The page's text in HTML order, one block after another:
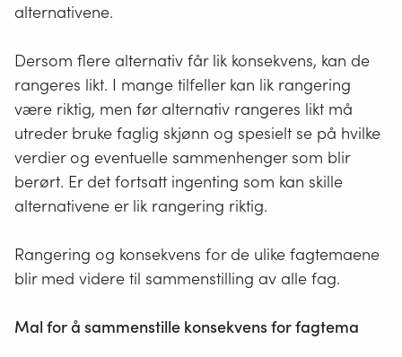
alternativene.
Dersom flere alternativ får lik konsekvens, kan de
rangeres likt. I mange tilfeller kan lik rangering
være riktig, men før alternativ rangeres likt må
utreder bruke faglig skjønn og spesielt se på hvilke
verdier og eventuelle sammenhenger som blir
berørt. Er det fortsatt ingenting som kan skille
alternativene er lik rangering riktig.
Rangering og konsekvens for de ulike fagtemaene
blir med videre til sammenstilling av alle fag.
Mal for å sammenstille konsekvensfor fagtema